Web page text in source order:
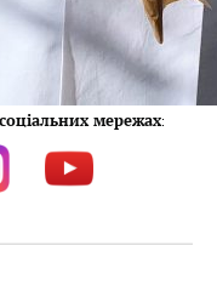
мережах: